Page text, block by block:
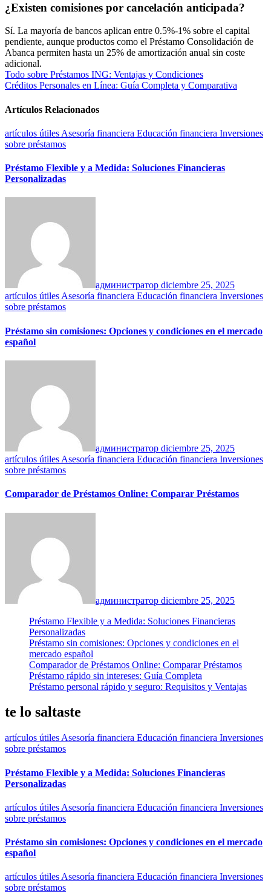
¿Existen comisiones por cancelación anticipada?
Sí. La mayoría de bancos aplican entre 0.5%-1% sobre el capital
pendiente, aunque productos como el Préstamo Consolidación de
Abanca permiten hasta un 25% de amortización anual sin coste
adicional.
Navegación
de
entradas
Todo sobre Préstamos ING: Ventajas y Condiciones
Créditos Personales en Línea: Guía Completa y Comparativa
Artículos Relacionados
artículos útiles Asesoría financiera Educación financiera Inversiones
sobre préstamos
Préstamo Flexible y a Medida: Soluciones Financieras
Personalizadas
администратор diciembre 25, 2025
artículos útilesAsesoría financiera Educación financiera Inversiones
sobre préstamos
Préstamo sin comisiones: Opciones y condiciones en el mercado
español
администратор diciembre 25, 2025
artículos útiles Asesoría financiera Educación financiera Inversiones
sobre préstamos
Comparador de Préstamos Online: Comparar Préstamos
администратор diciembre 25, 2025
Préstamo Flexible y a Medida: Soluciones Financieras
Personalizadas
Préstamo sin comisiones: Opciones y condiciones en el
mercado español
Comparador de Préstamos Online: Comparar Préstamos
Préstamo rápido sin intereses: Guía Completa
Préstamo personal rápido y seguro: Requisitos y Ventajas
te lo saltaste
artículos útiles Asesoría financiera Educación financiera Inversiones
sobre préstamos
Préstamo Flexible y a Medida: Soluciones Financieras
Personalizadas
artículos útiles Asesoría financiera Educación financiera Inversiones
sobre préstamos
Préstamo sin comisiones: Opciones y condiciones en el mercado
español
artículos útilesAsesoría financiera Educación financiera Inversiones
sobre préstamos